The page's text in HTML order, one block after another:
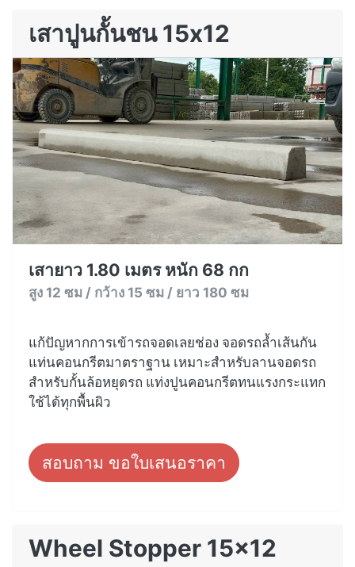
เสาปูนกั้นชน 15x12
เสายาว 1.80 เมตร หนัก 68 กก
สูง 12 ซม / กว้าง 15 ซม / ยาว 180 ซม
แก้ปัญหากการเข้ารถจอดเลยช่อง จอดรถล้ำเส้นกัน
แท่นคอนกรีตมาตราฐาน เหมาะสำหรับลานจอดรถ
สำหรับกั้นล้อหยุดรถ แท่งปูนคอนกรีตทนแรงกระแทก
ใช้ได้ทุกพื้นผิว
สอบถาม ขอใบเสนอราคา
Wheel Stopper 15x12